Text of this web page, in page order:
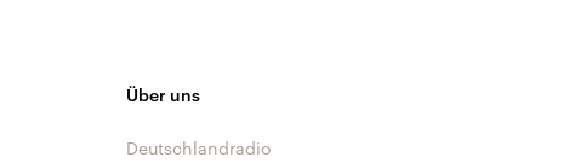
Über uns
Deutschlandradio